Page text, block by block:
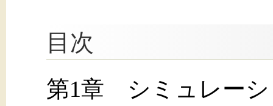
目次
第1章 シミュレーシ